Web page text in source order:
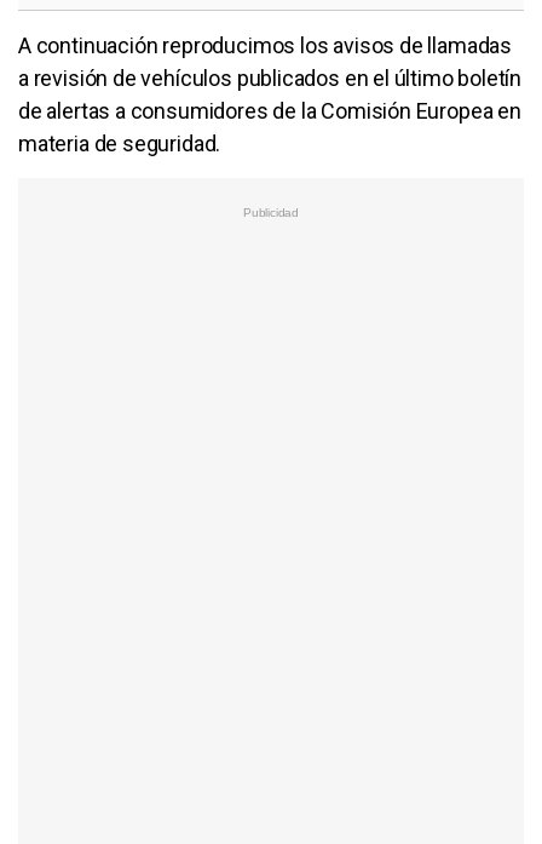
A continuación reproducimos los avisos de llamadas
a revisión de vehículos publicados en el último boletín
de alertas a consumidores de la Comisión Europea en
materia de seguridad.